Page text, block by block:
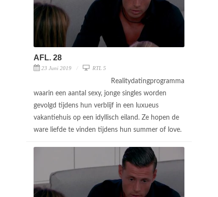
AFL. 28
23 Juni 2019 RTL 5
Realitydatingprogramma
waarin een aantal sexy, jonge singles worden
gevolgd tijdens hun verblijf in een luxueus
vakantiehuis op een idyllisch eiland. Ze hopen de
ware liefde te vinden tijdens hun summer of love.